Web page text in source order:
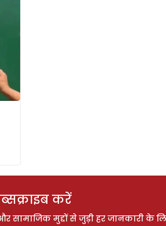
करें
सामाजिक मुद्दों से जुड़ी हर जानकारी के